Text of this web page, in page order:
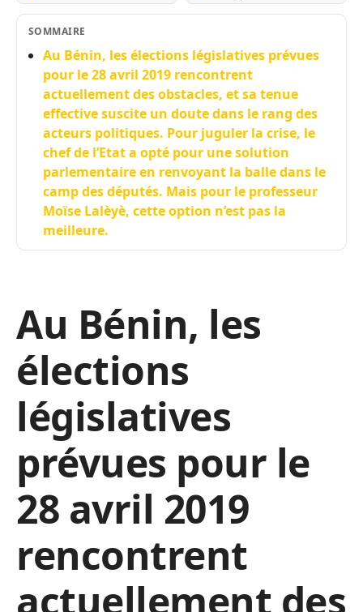
SOMMAIRE
Au Bénin, les élections législatives prévues
pour le 28 avril 2019 rencontrent
actuellement des obstacles, et sa tenue
effective suscite un doute dans le rang des
acteurs politiques. Pour juguler la crise, le
chef de l’Etat a opté pour une solution
parlementaire en renvoyant la balle dans le
camp des députés. Mais pour le professeur
Moïse Lalèyè, cette option n’est pas la
meilleure.
Au Bénin, les
élections
législatives
prévues pour le
28 avril 2019
rencontrent
actuellement des